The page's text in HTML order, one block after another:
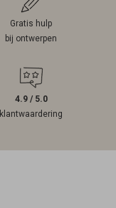
Gratis hulp
bij ontwerpen
4.9 / 5.0
klantwaardering